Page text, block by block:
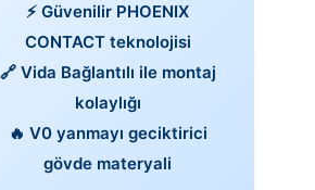
⚡ Güvenilir PHOENIX
CONTACT teknolojisi
🔗 Vida Bağlantılı ile montaj
kolaylığı
🔥 V0 yanmayı geciktirici
gövde materyali